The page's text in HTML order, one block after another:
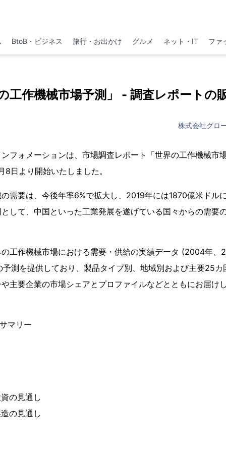
BtoB・ビジネス 旅行・お出かけ グルメ ネット・IT ファ
の工作機械市場予測」 - 調査レポートの
株式会社グロ
フォメーションは、市場調査レポート「世界の工作機械市
日より開始いたしました。
需要は、今後年率6%で拡大し、2019年には1870億米ドル
して、中国といった工業発展を遂げている国々からの需要
工作機械市場における需要・供給の実績データ (2004年
測を提供しており、製品タイプ別、地域別および主要25カ
主要企業の市場シェアとプロファイルなどとともにお届けし
マリー
の見通し
の見通し